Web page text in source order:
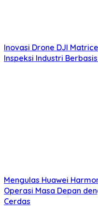
Inovasi Drone DJI
Inspeksi Industri
Mengulas Huawei
Operasi Masa Depan
Cerdas